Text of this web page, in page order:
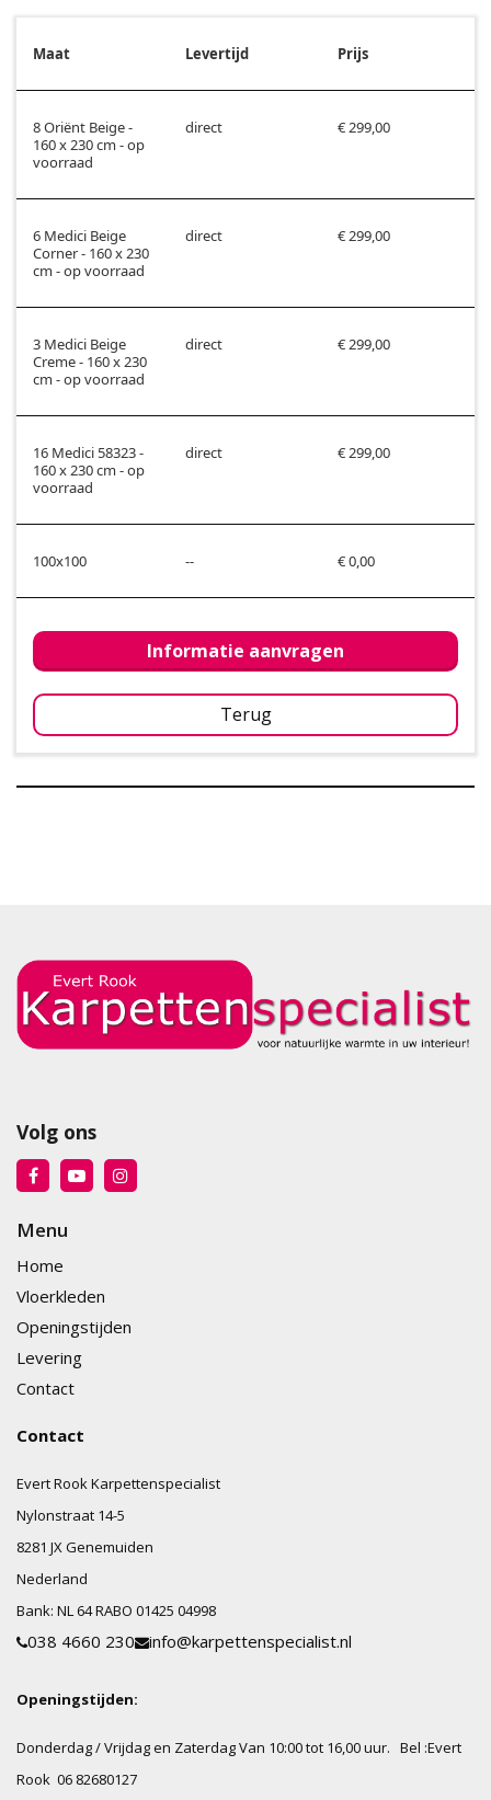
Maat Levertijd Prijs
8 Oriënt Beige -
160 x 230 cm - op
voorraad
direct € 299,00
6 Medici Beige
Corner - 160 x 230
cm - op voorraad
direct € 299,00
3 Medici Beige
Creme - 160 x 230
cm - op voorraad
direct € 299,00
16 Medici 58323 -
160 x 230 cm - op
voorraad
direct € 299,00
100x100 -- € 0,00
Informatie aanvragen
Terug
Volg ons
Menu
Home
Vloerkleden
Openingstijden
Levering
Contact
Contact
Evert Rook Karpettenspecialist
Nylonstraat 14-5
8281 JXGenemuiden
Nederland
Bank: NL 64 RABO 01425 04998
038 4660 230 info@karpettenspecialist.nl
Openingstijden:
Donderdag / Vrijdag en Zaterdag Van 10:00 tot 16,00 uur. Bel :Evert
Rook 06 82680127